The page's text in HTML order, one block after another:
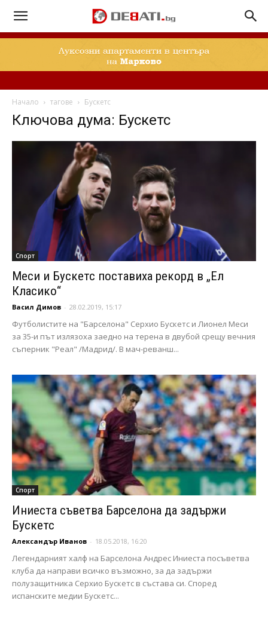
Начало тагове Бускетс
Ключова дума: Бускетс
Спорт
Меси и Бускетс поставиха рекорд в „Ел
Класико“
Васил Димов - 28.02.2019, 15:17
Футболистите на "Барселона" Серхио Бускетс и Лионел Меси
за 35-и път излязоха заедно на терена в двубой срещу вечния
съперник "Реал" /Мадрид/. В мач-реванш...
Спорт
Иниеста съветва Барселона да задържи
Бускетс
Александър Иванов - 18.05.2018, 16:20
Легендарният халф на Барселона Андрес Иниеста посъветва
клуба да направи всичко възможно, за да задържи
полузащитника Серхио Бускетс в състава си. Според
испанските медии Бускетс...